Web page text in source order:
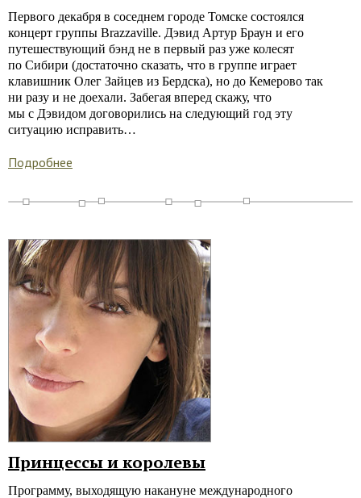
Первого декабря в соседнем городе Томске состоялся
концерт группы Brazzaville. Дэвид Артур Браун и его
путешествующий бэнд не в первый раз уже колесят
по Сибири (достаточно сказать, что в группе играет
клавишник Олег Зайцев из Бердска), но до Кемерово так
ни разу и не доехали. Забегая вперед скажу, что
мы с Дэвидом договорились на следующий год эту
ситуацию исправить…
Подробнее
Принцессы и королевы
Программу, выходящую накануне международного